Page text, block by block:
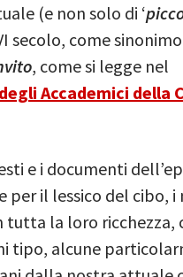
(e non solo di ‘
secolo, come
, come si legge nel
Accademici della
e i documenti
per il lessico del cibo, i
tutta la loro ricchezza,
tipo, alcune